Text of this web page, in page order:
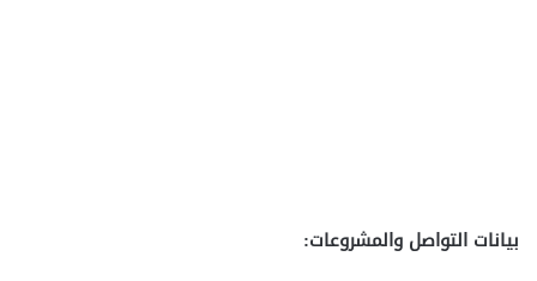
بيانات التواصل والمشروعات: